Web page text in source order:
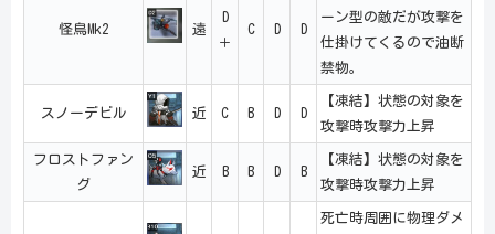
怪鳥Mk2 遠
D
＋
C D D
ーン型の敵だが攻撃を
仕掛けてくるので油断
禁物。
スノーデビル 近 C B D D
【凍結】状態の対象を
攻撃時攻撃力上昇
フロストファン
グ
近 B B D B
【凍結】状態の対象を
攻撃時攻撃力上昇
死亡時周囲に物理ダメ